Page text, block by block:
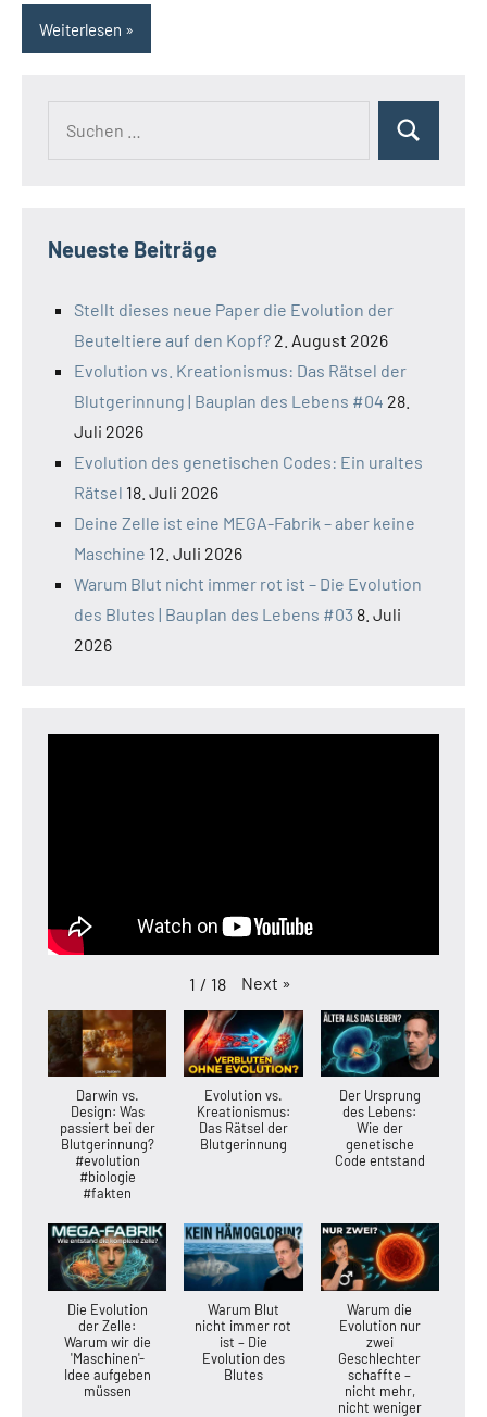
Weiterlesen
Suchen
Neueste Beiträge
Stellt dieses neue Paper die Evolution der
Beuteltiere auf den Kopf? 2. August 2026
Evolution vs. Kreationismus: Das Rätsel der
Blutgerinnung | Bauplan des Lebens #04 28.
Juli 2026
Evolution des genetischen Codes: Ein uraltes
Rätsel 18. Juli 2026
Deine Zelle ist eine MEGA-Fabrik – aber keine
Maschine 12. Juli 2026
Warum Blut nicht immer rot ist – Die Evolution
des Blutes | Bauplan des Lebens #03 8. Juli
2026
1 / 18 Next »
Darwin vs.
Design: Was
passiert bei der
Blutgerinnung?
#evolution
#biologie
#fakten
Evolution vs.
Kreationismus:
Das Rätsel der
Blutgerinnung
Der Ursprung
des Lebens:
Wie der
genetische
Code entstand
Die Evolution
der Zelle:
Warum wir die
'Maschinen'-
Idee aufgeben
müssen
Warum Blut
nicht immer rot
ist – Die
Evolution des
Blutes
Warum die
Evolution nur
zwei
Geschlechter
schaffte –
nicht mehr,
nicht weniger